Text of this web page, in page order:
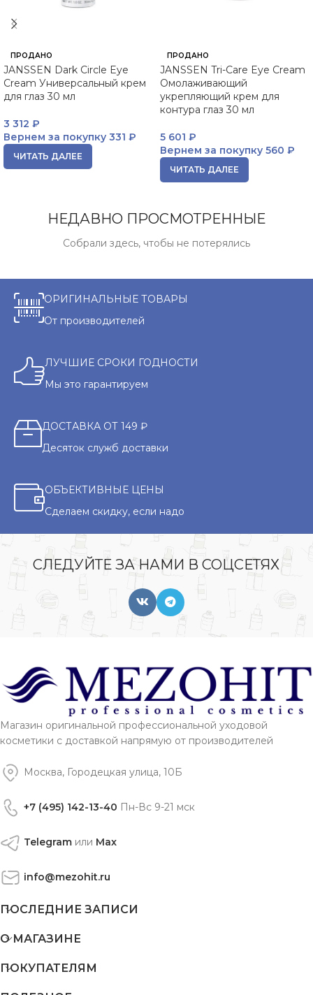
ПРОДАНО
JANSSEN Dark Circle Eye
Cream Универсальный крем
для глаз 30 мл
3 312 ₽
Вернем за покупку 331 ₽
ЧИТАТЬ ДАЛЕЕ
ПРОДАНО
JANSSEN Tri-Care Eye Cream
Омолаживающий
укрепляющий крем для
контура глаз 30 мл
5 601 ₽
Вернем за покупку 560 ₽
ЧИТАТЬ ДАЛЕЕ
НЕДАВНО ПРОСМОТРЕННЫЕ
Собрали здесь, чтобы не потерялись
ОРИГИНАЛЬНЫЕ ТОВАРЫ
От производителей
ЛУЧШИЕ СРОКИ ГОДНОСТИ
Мы это гарантируем
ДОСТАВКА ОТ 149 ₽
Десяток служб доставки
ОБЪЕКТИВНЫЕ ЦЕНЫ
Сделаем скидку, если надо
СЛЕДУЙТЕ ЗА НАМИ В СОЦСЕТЯХ
Магазин оригинальной профессиональной уходовой
косметики с доставкой напрямую от производителей
Москва, Городецкая улица, 10Б
+7 (495) 142-13-40 Пн-Вс 9-21 мск
Telegram или Max
info@mezohit.ru
ПОСЛЕДНИЕ ЗАПИСИ
О МАГАЗИНЕ
ПОКУПАТЕЛЯМ